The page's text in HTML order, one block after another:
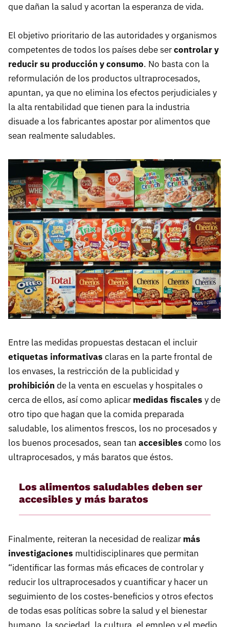
que dañan la salud y acortan la esperanza de vida.
El objetivo prioritario de las autoridades y organismos
competentes de todos los países debe sercontrolar y
reducir su producción y consumo. No basta con la
reformulación de los productos ultraprocesados,
apuntan, ya que no elimina los efectos perjudiciales y
la alta rentabilidad que tienen para la industria
disuade a los fabricantes apostar por alimentos que
sean realmente saludables.
Entre las medidas propuestas destacan el incluir
etiquetas informativas claras en la parte frontal de
los envases, la restricción de la publicidad y
prohibición de la venta en escuelas y hospitales o
cerca de ellos, así como aplicar medidas fiscales y de
otro tipo que hagan que la comida preparada
saludable, los alimentos frescos, los no procesados y
los buenos procesados, sean tan accesibles como los
ultraprocesados, y más baratos que éstos.
Los alimentos saludables deben ser
accesibles y más baratos
Finalmente, reiteran la necesidad de realizar más
investigaciones multidisciplinares que permitan
“identificar las formas más eficaces de controlar y
reducir los ultraprocesados y cuantificar y hacer un
seguimiento de los costes-beneficios y otros efectos
de todas esas políticas sobre la salud y el bienestar